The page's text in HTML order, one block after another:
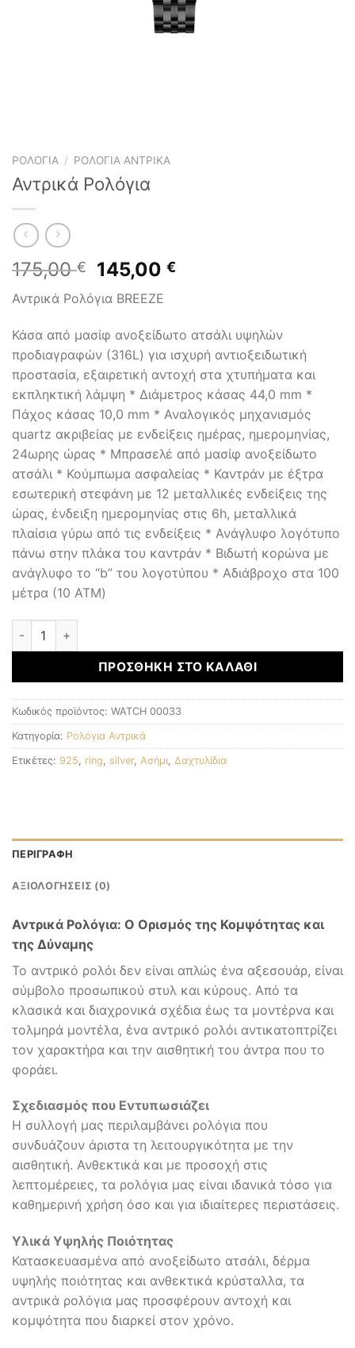
ΡΟΛΌΓΙΑ / ΡΟΛΌΓΙΑ ΑΝΤΡΙΚΆ
Αντρικά Ρολόγια
175,00€
Original
price
was:
175,00 €.
145,00€Η
είναι:
145,00 €.
Αντρικά Ρολόγια BREEZE
Κάσα από μασίφ ανοξείδωτο ατσάλι υψηλών
προδιαγραφών (316L) για ισχυρή αντιοξειδωτική
προστασία, εξαιρετική αντοχή στα χτυπήματα και
εκπληκτική λάμψη * Διάμετρος κάσας 44,0 mm *
Πάχος κάσας 10,0 mm * Αναλογικός μηχανισμός
quartz ακριβείας με ενδείξεις ημέρας, ημερομηνίας,
24ωρης ώρας * Μπρασελέ από μασίφ ανοξείδωτο
ατσάλι * Κούμπωμα ασφαλείας * Καντράν με έξτρα
εσωτερική στεφάνη με 12 μεταλλικές ενδείξεις της
ώρας, ένδειξη ημερομηνίας στις 6h, μεταλλικά
πλαίσια γύρω από τις ενδείξεις * Ανάγλυφο λογότυπο
πάνω στην πλάκα του καντράν * Βιδωτή κορώνα με
ανάγλυφο το “b” του λογοτύπου * Αδιάβροχο στα 100
μέτρα (10 ATM)
Αντρικά Ρολόγια ποσότητα
ΠΡΟΣΘΉΚΗ ΣΤΟ ΚΑΛΆΘΙ
Κωδικός προϊόντος: WATCH 00033
Κατηγορία: Ρολόγια Αντρικά
Ετικέτες: 925 ring silver, Ασήμι Δαχτυλίδια
ΠΕΡΙΓΡΑΦΉ
ΑΞΙΟΛΟΓΉΣΕΙΣ (0)
Αντρικά Ρολόγια: Ο Ορισμός της Κομψότητας και
της Δύναμης
Το αντρικό ρολόι δεν είναι απλώς ένα αξεσουάρ, είναι
σύμβολο προσωπικού στυλ και κύρους. Από τα
κλασικά και διαχρονικά σχέδια έως τα μοντέρνα και
τολμηρά μοντέλα, ένα αντρικό ρολόι αντικατοπτρίζει
τον χαρακτήρα και την αισθητική του άντρα που το
φοράει.
Σχεδιασμός που Εντυπωσιάζει
Η συλλογή μας περιλαμβάνει ρολόγια που
συνδυάζουν άριστα τη λειτουργικότητα με την
αισθητική. Ανθεκτικά και με προσοχή στις
λεπτομέρειες, τα ρολόγια μας είναι ιδανικά τόσο για
καθημερινή χρήση όσο και για ιδιαίτερες περιστάσεις.
Υλικά Υψηλής Ποιότητας
Κατασκευασμένα από ανοξείδωτο ατσάλι, δέρμα
υψηλής ποιότητας και ανθεκτικά κρύσταλλα, τα
αντρικά ρολόγια μας προσφέρουν αντοχή και
κομψότητα που διαρκεί στον χρόνο.